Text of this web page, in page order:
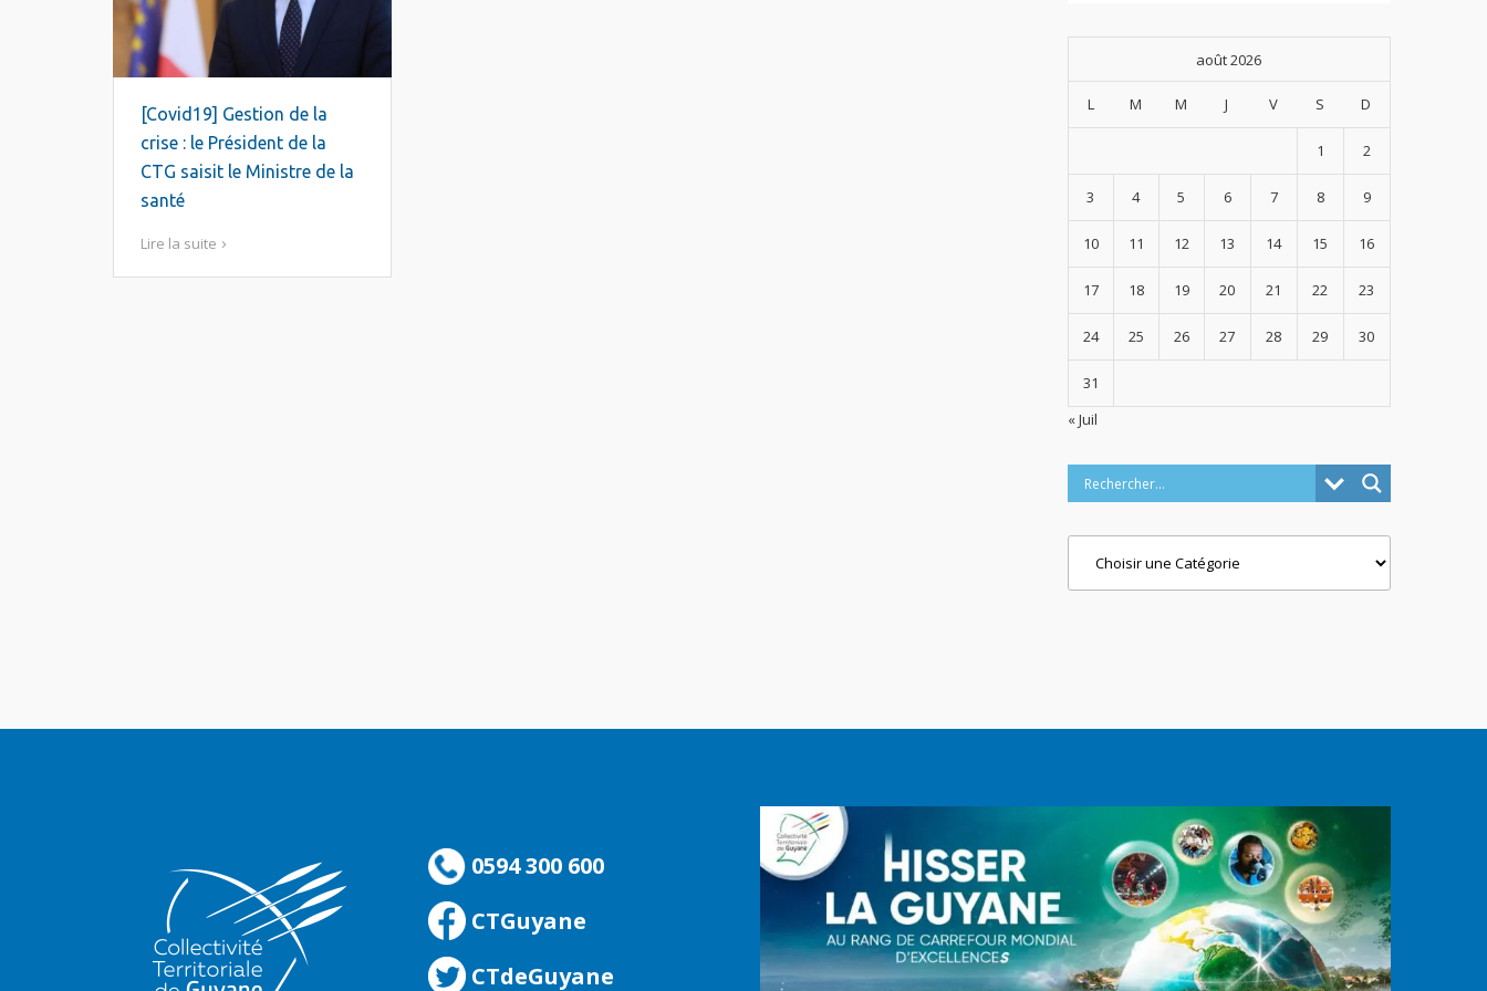
[Covid19] Gestion de la
crise : le Président de la
CTG saisit le Ministre de la
santé
Lire la suite
août 2026
L M M J V S D
1 2
3 4 5 6 7 8 9
10 11 12 13 14 15 16
17 18 19 20 21 22 23
24 25 26 27 28 29 30
31
« Juil
0594 300 600
CTGuyane
CTdeGuyane